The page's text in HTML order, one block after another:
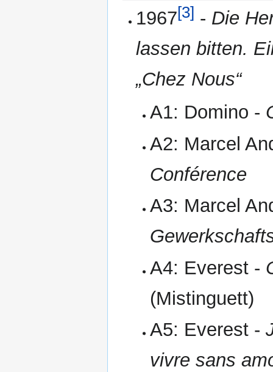
1967[3] - Die
lassen bitten.
„Chez Nous“
A1: Domino -
A2: Marcel
Conférence
A3: Marcel
A4: Everest -
(Mistinguett)
A5: Everest -
vivre sans